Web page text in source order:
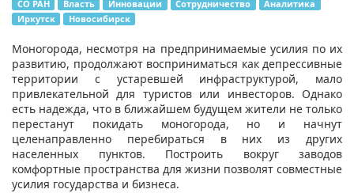
СО РАН Власть Инновации Сотрудничество
Аналитика
Иркутск
Новосибирск
Моногорода, несмотря на предпринимаемые усилия по их
развитию, продолжают восприниматься как депрессивные
территории с устаревшей инфраструктурой, мало
привлекательной для туристов или инвесторов. Однако
есть надежда, что в ближайшем будущем жители не только
перестанут покидать моногорода, но и начнут
целенаправленно перебираться в них из других
населенных пунктов. Построить вокруг заводов
комфортные пространства для жизни позволят совместные
усилия государства и бизнеса.